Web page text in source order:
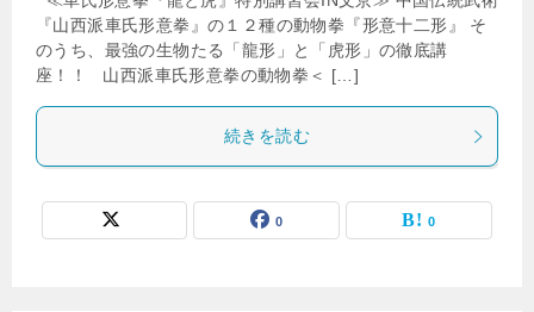
『山西派車氏形意拳』の１２種の動物拳『形意十二形』 そ
のうち、最強の生物たる「龍形」と「虎形」の徹底講
座！！ 山西派車氏形意拳の動物拳＜ […]
続きを読む
0 0